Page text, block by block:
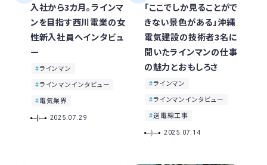
入社から3カ月。ラインマ
ンを目指す西川電業の女
性新入社員へインタビュ
ー
ラインマン
ラインマンインタビュー
電気業界
2025.07.29
「ここでしか見ることがで
きない景色がある」沖縄
電気建設の技術者3名に
聞いたラインマンの仕事
の魅力とおもしろさ
ラインマン
ラインマンインタビュー
送電線工事
2025.07.14